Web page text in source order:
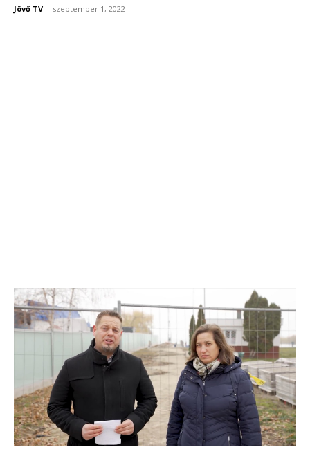
Jövő TV - szeptember 1, 2022